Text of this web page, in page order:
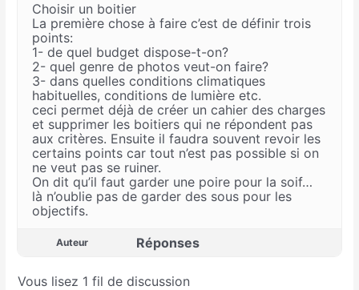
Choisir un boitier
La première chose à faire c’est de définir trois
points:
1- de quel budget dispose-t-on?
2- quel genre de photos veut-on faire?
3- dans quelles conditions climatiques
habituelles, conditions de lumière etc.
ceci permet déjà de créer un cahier des charges
et supprimer les boitiers qui ne répondent pas
aux critères. Ensuite il faudra souvent revoir les
certains points car tout n’est pas possible si on
ne veut pas se ruiner.
On dit qu’il faut garder une poire pour la soif…
là n’oublie pas de garder des sous pour les
objectifs.
Auteur Réponses
Vous lisez 1 fil de discussion